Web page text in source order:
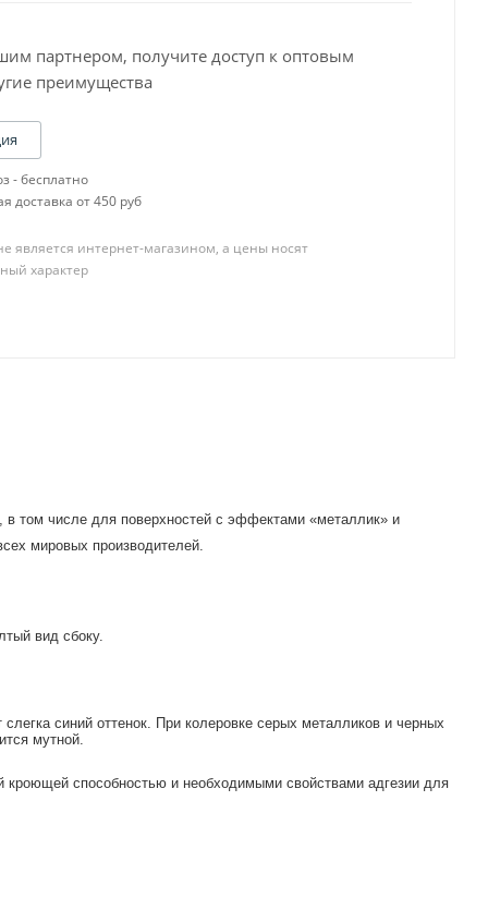
партнером, получите доступ к оптовым
преимущества
- бесплатно
доставка от 450 руб
является интернет-магазином, а цены носят
характер
в том числе для поверхностей с эффектами «металлик» и
мировых производителей.
вид сбоку.
синий оттенок. При колеровке серых металликов и черных
мутной.
кроющей способностью и необходимыми свойствами адгезии для
R-M UNO